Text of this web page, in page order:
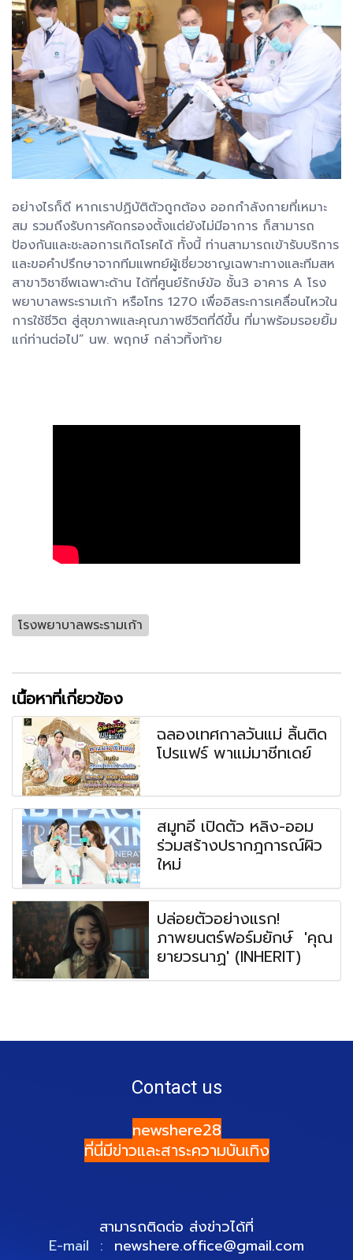
อย่างไรก็ดี หากเราปฏิบัติตัวถูกต้อง ออกกำลังกายที่เหมาะ
สม รวมถึงรับการคัดกรองตั้งแต่ยังไม่มีอาการ ก็สามารถ
ป้องกันและชะลอการเกิดโรคได้ ทั้งนี้ ท่านสามารถเข้ารับบริการ
และขอคำปรึกษาจากทีมแพทย์ผู้เชี่ยวชาญเฉพาะทางและทีมสห
สาขาวิชาชีพเฉพาะด้าน ได้ที่ศูนย์รักษ์ข้อ ชั้น3 อาคาร A โรง
พยาบาลพระรามเก้า หรือโทร 1270 เพื่ออิสระการเคลื่อนไหวใน
การใช้ชีวิต สู่สุขภาพและคุณภาพชีวิตที่ดีขึ้น ที่มาพร้อมรอยยิ้ม
แก่ท่านต่อไป” นพ. พฤกษ์ กล่าวทิ้งท้าย
โรงพยาบาลพระรามเก้า
เนื้อหาที่เกี่ยวข้อง
ฉลองเทศกาลวันแม่ ลิ้นติด
โปรแฟร์ พาแม่มาชีทเดย์
สมูทอี เปิดตัว หลิง-ออม
ร่วมสร้างปรากฎการณ์ผิว
ใหม่
ปล่อยตัวอย่างแรก!
ภาพยนตร์ฟอร์มยักษ์ 'คุณ
ยายวรนาฏ' (INHERIT)
Contact us
newshere28
ที่นี่มีข่าวและสาระความบันเทิง
สามารถติดต่อ ส่งข่าวได้ที่
E-mail : newshere.office@gmail.com